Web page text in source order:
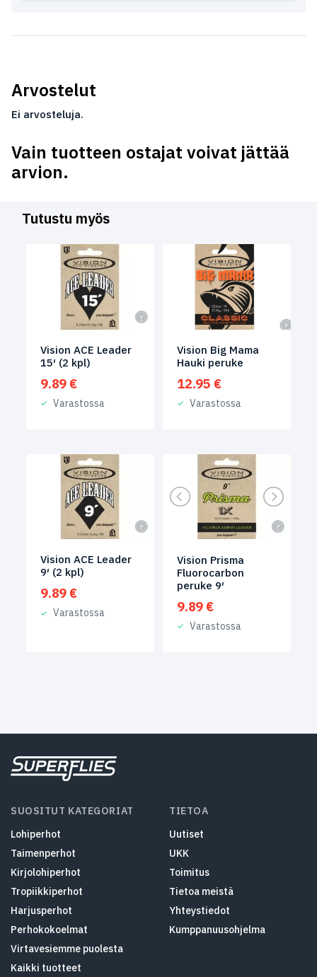
Arvostelut
Ei arvosteluja.
Vain tuotteen ostajat voivat jättää
arvion.
Tutustu myös
Vision ACE Leader
15′ (2 kpl)
9.89 €
Varastossa
Vision Big Mama
Hauki peruke
12.95 €
Varastossa
Vision ACE Leader
9′ (2 kpl)
9.89 €
Varastossa
Vision Prisma
Fluorocarbon
peruke 9′
9.89 €
Varastossa
SUOSITUT KATEGORIAT
Lohiperhot
Taimenperhot
Kirjolohiperhot
Tropiikkiperhot
Harjusperhot
Perhokokoelmat
Virtavesiemme puolesta
Kaikki tuotteet
TIETOA
Uutiset
UKK
Toimitus
Tietoa meistä
Yhteystiedot
Kumppanuusohjelma